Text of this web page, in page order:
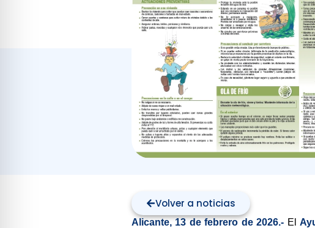
El Centro de Coordinación
entrenamientos del deporte
siguen cerrados los parques y
la situación meteorológica y
Volver a noticias
Alicante, 13 de febrero de 2026.- El